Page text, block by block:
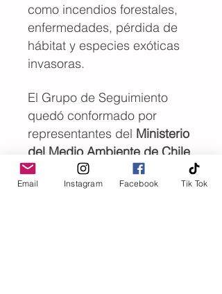
como incendios forestales,
enfermedades, pérdida de
hábitat y especies exóticas
invasoras.
El Grupo de Seguimiento
quedó conformado por
representantes del Ministerio
del Medio Ambiente de Chile
—incluido el Servicio de
Biodiversidad y Áreas
Email Instagram Facebook Tik Tok